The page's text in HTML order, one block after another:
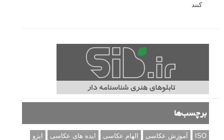
کنند
برچسب‌ها
ISO آموزش عکاسی الهام عکاسی ایده های عکاسی
ایزو